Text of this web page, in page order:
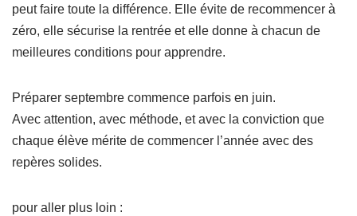
peut faire toute la différence. Elle évite de recommencer à
zéro, elle sécurise la rentrée et elle donne à chacun de
meilleures conditions pour apprendre.
Préparer septembre commence parfois en juin.
Avec attention, avec méthode, et avec la conviction que
chaque élève mérite de commencer l’année avec des
repères solides.
pour aller plus loin :